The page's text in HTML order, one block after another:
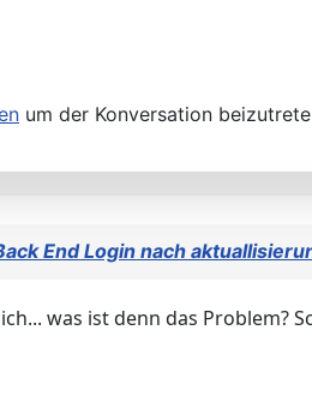
um der Konversation
End Login nach
was ist denn das Problem?